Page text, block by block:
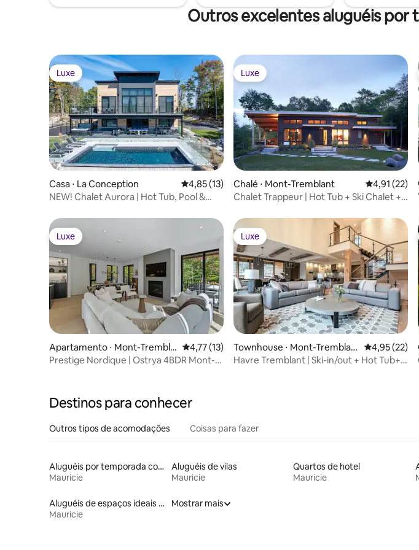
Outros excelentes aluguéis por
Luxe
Luxe
Casa ⋅ La Conception 4,85 de uma avaliação média de 5, 13 avaliações
4,85 (13)
NEW! Chalet Aurora | Hot Tub, Pool &
Luxe
Luxe
Chalé ⋅ Mont-Tremblant 4,91 de uma
4,91 (22)
Chalet Trappeur | Hot Tub + Ski Chalet +
Luxe
Luxe
Apartamento ⋅ Mont-Trembla
nt
4,77 de uma avaliação média de 5, 13 avaliações
4,77 (13)
Prestige Nordique | Ostrya 4BDR Mont-
Luxe
Luxe
Townhouse ⋅ Mont-Tremblan
t
4,95 de uma
4,95 (22)
Havre Tremblant | Ski-in/out + Hot Tub+
Destinos para conhecer
Outros tipos de acomodações Coisas para fazer
Aluguéis por temporada com caiaque
Mauricie
Aluguéis de vilas
Mauricie
Quartos de hotel
Mauricie
Aluguéis de espaços ideais para famílias
Mauricie
Mostrar mais